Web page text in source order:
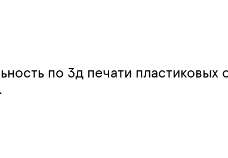
по 3д печати пластиковых